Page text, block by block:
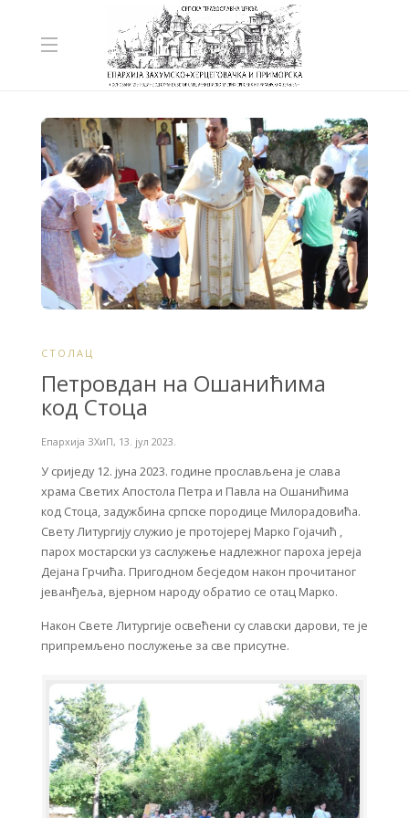
СТОЛАЦ
Петровдан на Ошанићима
код Стоца
Епархија ЗХиП, 13. јул 2023.
У сриједу 12. јуна 2023. године прослављена је слава
храма Светих Апостола Петра и Павла на Ошанићима
код Стоца, задужбина српске породице Милорадовића.
Свету Литургију служио је протојереј Марко Гојачић ,
парох мостарски уз саслужење надлежног пароха јереја
Дејана Грчића. Пригодном бесједом након прочитаног
јеванђеља, вјерном народу обратио се отац Марко.
Након Свете Литургије освећени су славски дарови, те је
припремљено послужење за све присутне.